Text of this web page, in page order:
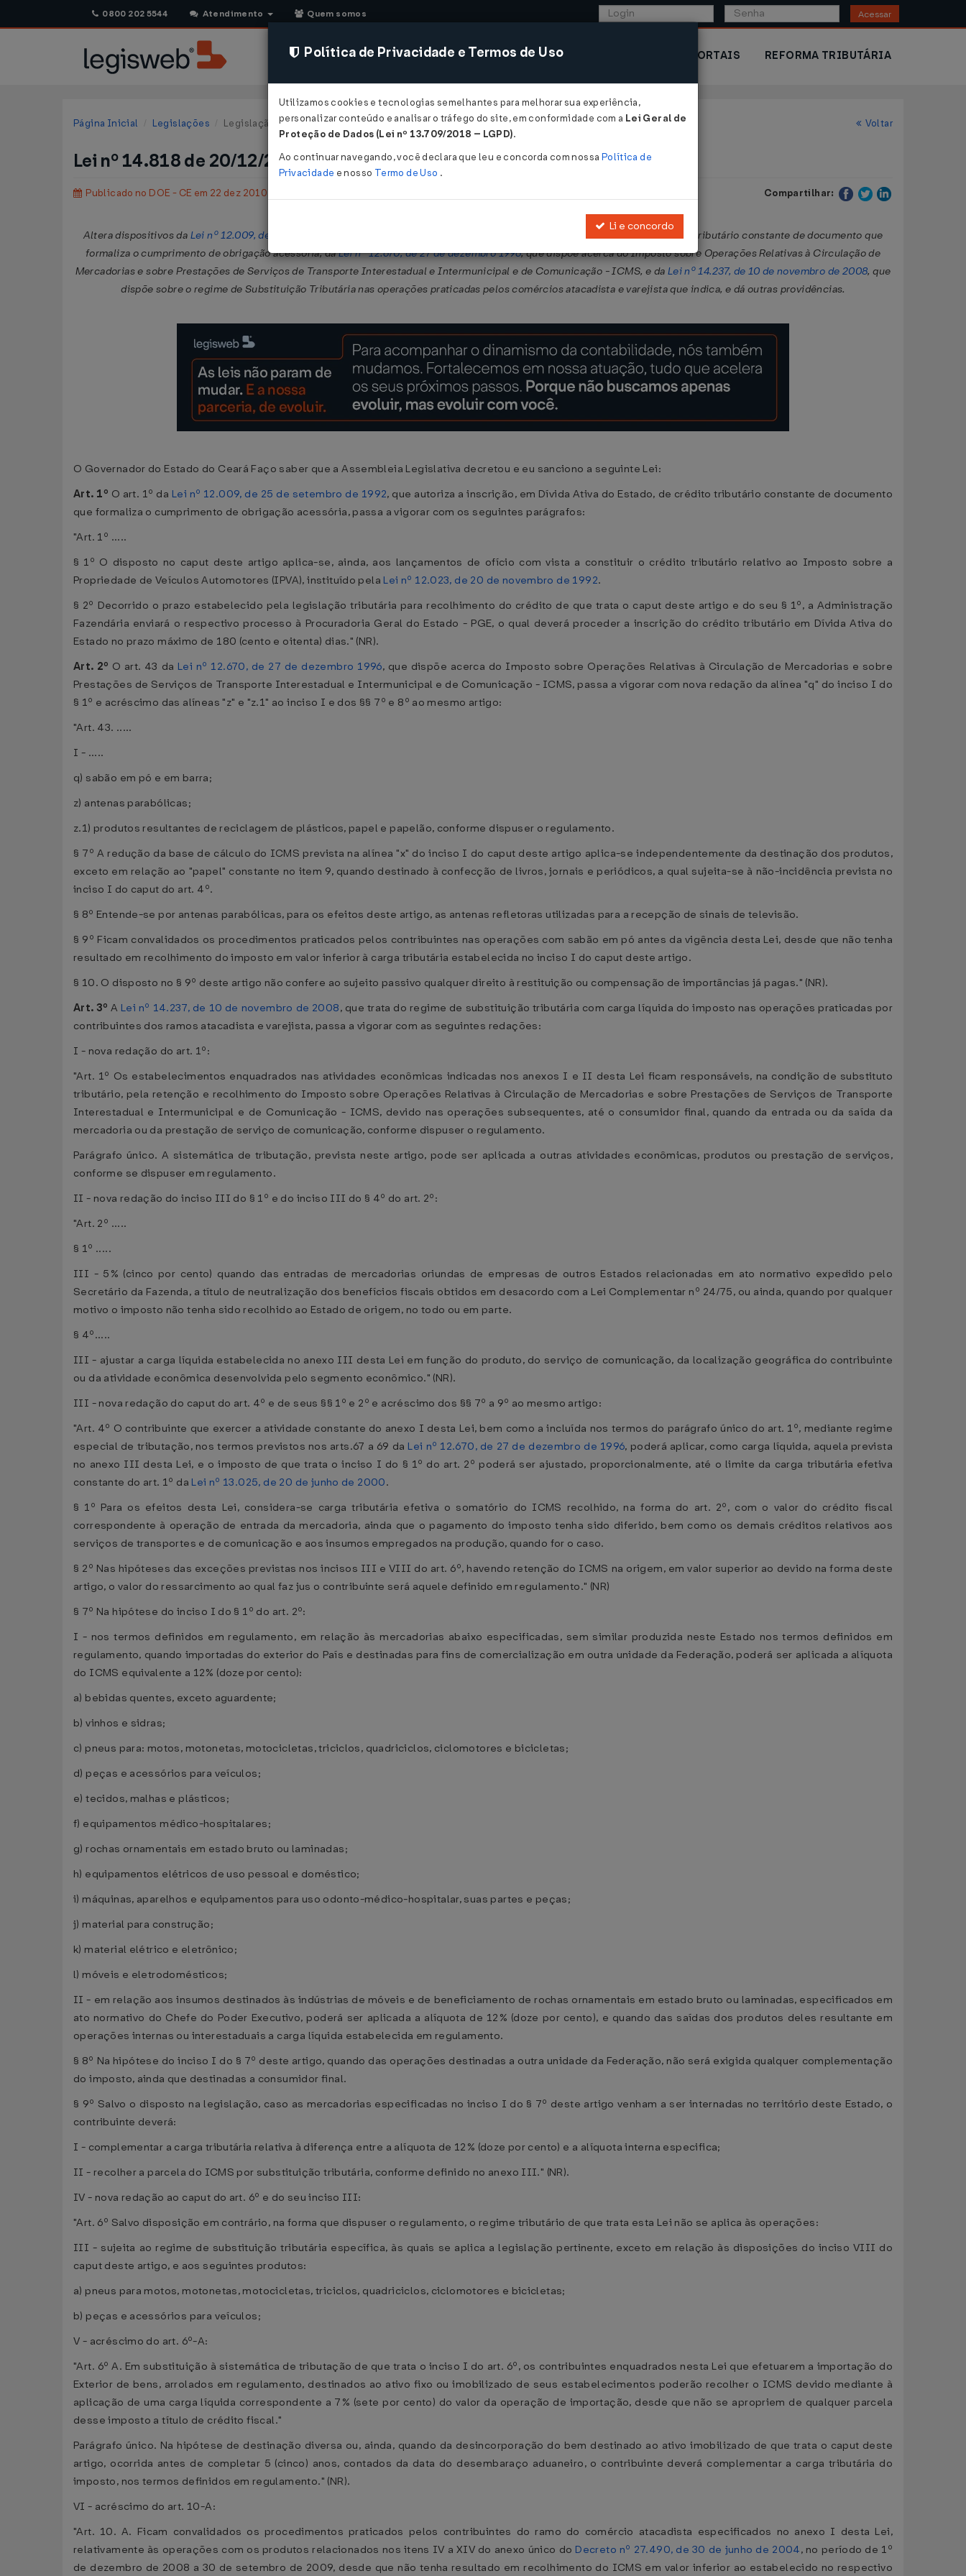
0800 202 5544 Atendimento Quem somos Acessar
CONSULTORIA SISTEMAS COMÉRCIO EXTERIOR PORTAIS REFORMA TRIBUTÁRIA
Página Inicial Legislações Legislação Estadual - Ceará Voltar
Lei nº 14.818 de 20/12/2010
Publicado no DOE - CE em 22 dez 2010 Compartilhar:
Altera dispositivos da Lei nº 12.009, de 25 de setembro de 1992
, que autoriza a inscrição, em Dívida Ativa do Estado, de crédito tributário constante de documento que
formaliza o cumprimento de obrigação acessória, daLei nº 12.670, de 27 de dezembro 1996, que dispõe acerca do Imposto sobre Operações Relativas à Circulação de
Mercadorias e sobre Prestações de Serviços de Transporte Interestadual e Intermunicipal e de Comunicação - ICMS, e da Lei nº 14.237, de 10 de novembro de 2008, que
dispõe sobre o regime de Substituição Tributária nas operações praticadas pelos comércios atacadista e varejista que indica, e dá outras providências.
O Governador do Estado do Ceará Faço saber que a Assembleia Legislativa decretou e eu sanciono a seguinte Lei:
Art. 1º O art. 1º da Lei nº 12.009, de 25 de setembro de 1992, que autoriza a inscrição, em Dívida Ativa do Estado, de crédito tributário constante de documento
que formaliza o cumprimento de obrigação acessória, passa a vigorar com os seguintes parágrafos:
"Art. 1º .....
§ 1º O disposto no caput deste artigo aplica-se, ainda, aos lançamentos de ofício com vista a constituir o crédito tributário relativo ao Imposto sobre a
Propriedade de Veículos Automotores (IPVA), instituído pela Lei nº 12.023, de 20 de novembro de 1992.
§ 2º Decorrido o prazo estabelecido pela legislação tributária para recolhimento do crédito de que trata o caput deste artigo e do seu § 1º, a Administração
Fazendária enviará o respectivo processo à Procuradoria Geral do Estado - PGE, o qual deverá proceder a inscrição do crédito tributário em Dívida Ativa do
Estado no prazo máximo de 180 (cento e oitenta) dias." (NR).
Art. 2º O art. 43 da Lei nº 12.670, de 27 de dezembro 1996, que dispõe acerca do Imposto sobre Operações Relativas à Circulação de Mercadorias e sobre
Prestações de Serviços de Transporte Interestadual e Intermunicipal e de Comunicação - ICMS, passa a vigorar com nova redação da alínea "q" do inciso I do
§ 1º e acréscimo das alíneas "z" e "z.1" ao inciso I e dos §§ 7º e 8º ao mesmo artigo:
"Art. 43. .....
I - .....
q) sabão em pó e em barra;
z) antenas parabólicas;
z.1) produtos resultantes de reciclagem de plásticos, papel e papelão, conforme dispuser o regulamento.
§ 7º A redução da base de cálculo do ICMS prevista na alínea "x" do inciso I do caput deste artigo aplica-se independentemente da destinação dos produtos,
exceto em relação ao "papel" constante no item 9, quando destinado à confecção de livros, jornais e periódicos, a qual sujeita-se à não-incidência prevista no
inciso I do caput do art. 4º.
§ 8º Entende-se por antenas parabólicas, para os efeitos deste artigo, as antenas refletoras utilizadas para a recepção de sinais de televisão.
§ 9º Ficam convalidados os procedimentos praticados pelos contribuintes nas operações com sabão em pó antes da vigência desta Lei, desde que não tenha
resultado em recolhimento do imposto em valor inferior à carga tributária estabelecida no inciso I do caput deste artigo.
§ 10. O disposto no § 9º deste artigo não confere ao sujeito passivo qualquer direito à restituição ou compensação de importâncias já pagas." (NR).
Art. 3º A Lei nº 14.237, de 10 de novembro de 2008, que trata do regime de substituição tributária com carga líquida do imposto nas operações praticadas por
contribuintes dos ramos atacadista e varejista, passa a vigorar com as seguintes redações:
I - nova redação do art. 1º:
"Art. 1º Os estabelecimentos enquadrados nas atividades econômicas indicadas nos anexos I e II desta Lei ficam responsáveis, na condição de substituto
tributário, pela retenção e recolhimento do Imposto sobre Operações Relativas à Circulação de Mercadorias e sobre Prestações de Serviços de Transporte
Interestadual e Intermunicipal e de Comunicação - ICMS, devido nas operações subsequentes, até o consumidor final, quando da entrada ou da saída da
mercadoria ou da prestação de serviço de comunicação, conforme dispuser o regulamento.
Parágrafo único. A sistemática de tributação, prevista neste artigo, pode ser aplicada a outras atividades econômicas, produtos ou prestação de serviços,
conforme se dispuser em regulamento.
II - nova redação do inciso III do § 1º e do inciso III do § 4º do art. 2º:
"Art. 2º .....
§ 1º .....
III - 5% (cinco por cento) quando das entradas de mercadorias oriundas de empresas de outros Estados relacionadas em ato normativo expedido pelo
Secretário da Fazenda, a título de neutralização dos benefícios fiscais obtidos em desacordo com a Lei Complementar nº 24/75, ou ainda, quando por qualquer
motivo o imposto não tenha sido recolhido ao Estado de origem, no todo ou em parte.
§ 4º.....
III - ajustar a carga líquida estabelecida no anexo III desta Lei em função do produto, do serviço de comunicação, da localização geográfica do contribuinte
ou da atividade econômica desenvolvida pelo segmento econômico." (NR).
III - nova redação do caput do art. 4º e de seus §§ 1º e 2º e acréscimo dos §§ 7º a 9º ao mesmo artigo:
"Art. 4º O contribuinte que exercer a atividade constante do anexo I desta Lei, bem como a incluída nos termos do parágrafo único do art. 1º, mediante regime
especial de tributação, nos termos previstos nos arts.67 a 69 da Lei nº 12.670, de 27 de dezembro de 1996, poderá aplicar, como carga líquida, aquela prevista
no anexo III desta Lei, e o imposto de que trata o inciso I do § 1º do art. 2º poderá ser ajustado, proporcionalmente, até o limite da carga tributária efetiva
constante do art. 1º da Lei nº 13.025, de 20 de junho de 2000.
§ 1º Para os efeitos desta Lei, considera-se carga tributária efetiva o somatório do ICMS recolhido, na forma do art. 2º, com o valor do crédito fiscal
correspondente à operação de entrada da mercadoria, ainda que o pagamento do imposto tenha sido diferido, bem como os demais créditos relativos aos
serviços de transportes e de comunicação e aos insumos empregados na produção, quando for o caso.
§ 2º Nas hipóteses das exceções previstas nos incisos III e VIII do art. 6º, havendo retenção do ICMS na origem, em valor superior ao devido na forma deste
artigo, o valor do ressarcimento ao qual faz jus o contribuinte será aquele definido em regulamento." (NR)
§ 7º Na hipótese do inciso I do § 1º do art. 2º:
I - nos termos definidos em regulamento, em relação às mercadorias abaixo especificadas, sem similar produzida neste Estado nos termos definidos em
regulamento, quando importadas do exterior do País e destinadas para fins de comercialização em outra unidade da Federação, poderá ser aplicada a alíquota
do ICMS equivalente a 12% (doze por cento):
a) bebidas quentes, exceto aguardente;
b) vinhos e sidras;
c) pneus para: motos, motonetas, motocicletas, triciclos, quadriciclos, ciclomotores e bicicletas;
d) peças e acessórios para veículos;
e) tecidos, malhas e plásticos;
f) equipamentos médico-hospitalares;
g) rochas ornamentais em estado bruto ou laminadas;
h) equipamentos elétricos de uso pessoal e doméstico;
i) máquinas, aparelhos e equipamentos para uso odonto-médico-hospitalar, suas partes e peças;
j) material para construção;
k) material elétrico e eletrônico;
l) móveis e eletrodomésticos;
II - em relação aos insumos destinados às indústrias de móveis e de beneficiamento de rochas ornamentais em estado bruto ou laminadas, especificados em
ato normativo do Chefe do Poder Executivo, poderá ser aplicada a alíquota de 12% (doze por cento), e quando das saídas dos produtos deles resultante em
operações internas ou interestaduais a carga líquida estabelecida em regulamento.
§ 8º Na hipótese do inciso I do § 7º deste artigo, quando das operações destinadas a outra unidade da Federação, não será exigida qualquer complementação
do imposto, ainda que destinadas a consumidor final.
§ 9º Salvo o disposto na legislação, caso as mercadorias especificadas no inciso I do § 7º deste artigo venham a ser internadas no território deste Estado, o
contribuinte deverá:
I - complementar a carga tributária relativa à diferença entre a alíquota de 12% (doze por cento) e a alíquota interna especifica;
II - recolher a parcela do ICMS por substituição tributária, conforme definido no anexo III." (NR).
IV - nova redação ao caput do art. 6º e do seu inciso III:
"Art. 6º Salvo disposição em contrário, na forma que dispuser o regulamento, o regime tributário de que trata esta Lei não se aplica às operações:
III - sujeita ao regime de substituição tributária específica, às quais se aplica a legislação pertinente, exceto em relação às disposições do inciso VIII do
caput deste artigo, e aos seguintes produtos:
a) pneus para motos, motonetas, motocicletas, triciclos, quadriciclos, ciclomotores e bicicletas;
b) peças e acessórios para veículos;
V - acréscimo do art. 6º-A:
"Art. 6º A. Em substituição à sistemática de tributação de que trata o inciso I do art. 6º, os contribuintes enquadrados nesta Lei que efetuarem a importação do
Exterior de bens, arrolados em regulamento, destinados ao ativo fixo ou imobilizado de seus estabelecimentos poderão recolher o ICMS devido mediante à
aplicação de uma carga líquida correspondente a 7% (sete por cento) do valor da operação de importação, desde que não se apropriem de qualquer parcela
desse imposto a título de crédito fiscal."
Parágrafo único. Na hipótese de destinação diversa ou, ainda, quando da desincorporação do bem destinado ao ativo imobilizado de que trata o caput deste
artigo, ocorrida antes de completar 5 (cinco) anos, contados da data do desembaraço aduaneiro, o contribuinte deverá complementar a carga tributária do
imposto, nos termos definidos em regulamento." (NR).
VI - acréscimo do art. 10-A:
"Art. 10. A. Ficam convalidados os procedimentos praticados pelos contribuintes do ramo do comércio atacadista especificados no anexo I desta Lei,
relativamente às operações com os produtos relacionados nos itens IV a XIV do anexo único do Decreto nº 27.490, de 30 de junho de 2004, no período de 1º
de dezembro de 2008 a 30 de setembro de 2009, desde que não tenha resultado em recolhimento do ICMS em valor inferior ao estabelecido no respectivo
Política de Privacidade e Termos de Uso
Utilizamos cookies e tecnologias semelhantes para melhorar sua experiência,
personalizar conteúdo e analisar o tráfego do site, em conformidade com a Lei Geral de
Proteção de Dados (Lei nº 13.709/2018 – LGPD).
Ao continuar navegando, você declara que leu e concorda com nossa Política de
Privacidade e nosso Termo de Uso .
Li e concordo